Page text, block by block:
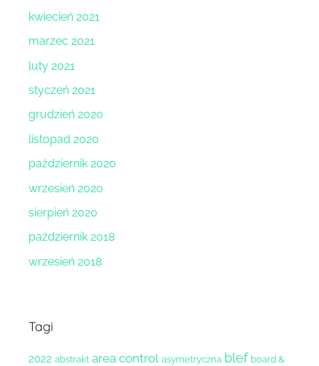
kwiecień 2021
marzec 2021
luty 2021
styczeń 2021
grudzień 2020
listopad 2020
październik 2020
wrzesień 2020
sierpień 2020
październik 2018
wrzesień 2018
Tagi
2022 abstrakt area control asymetryczna blef board &